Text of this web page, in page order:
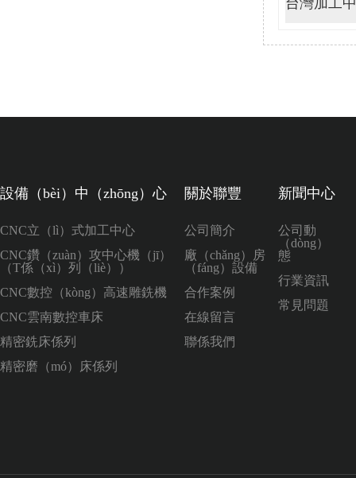
台灣加工
設備（bèi）中（zhōng）心
CNC立（lì）式加工中心
CNC鑽（zuàn）攻中心機（jī）
（T係（xì）列（liè））
CNC數控（kòng）高速雕銑機
CNC雲南數控車床
精密銑床係列
精密磨（mó）床係列
關於聯豐
公司簡介
廠（chǎng）房
（fáng）設備
合作案例
在線留言
聯係我們
新聞中心
公司動
（dòng）
態
行業資訊
常見問題